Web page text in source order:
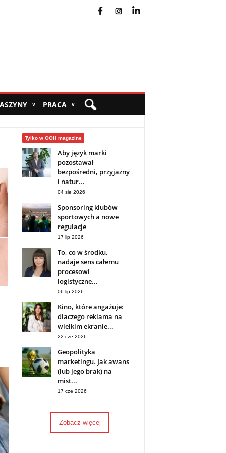
∨ PRACA ∨
Tylko w OOH magazine
Aby język marki
pozostawał
bezpośredni, przyjazny
i natur...
04 sie 2026
Sponsoring klubów
sportowych a nowe
regulacje
17 lip 2026
To, co w środku,
nadaje sens całemu
procesowi
logistyczne...
06 lip 2026
Kino, które angażuje:
dlaczego reklama na
wielkim ekranie...
22 cze 2026
Geopolityka
marketingu. Jak awans
(lub jego brak) na
mist...
17 cze 2026
Zobacz więcej